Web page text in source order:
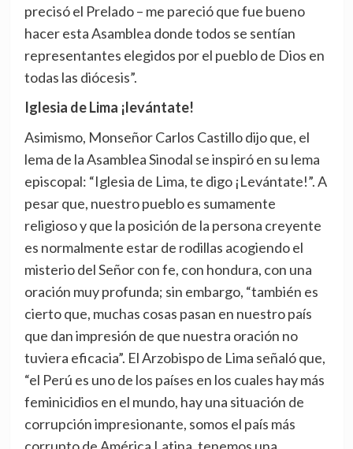
precisó el Prelado – me pareció que fue bueno
hacer esta Asamblea donde todos se sentían
representantes elegidos por el pueblo de Dios en
todas las diócesis”.
Iglesia de Lima ¡levántate!
Asimismo, Monseñor Carlos Castillo dijo que, el
lema de la Asamblea Sinodal se inspiró en su lema
episcopal: “Iglesia de Lima, te digo ¡Levántate!”. A
pesar que, nuestro pueblo es sumamente
religioso y que la posición de la persona creyente
es normalmente estar de rodillas acogiendo el
misterio del Señor con fe, con hondura, con una
oración muy profunda; sin embargo, “también es
cierto que, muchas cosas pasan en nuestro país
que dan impresión de que nuestra oración no
tuviera eficacia”. El Arzobispo de Lima señaló que,
“el Perú es uno de los países en los cuales hay más
feminicidios en el mundo, hay una situación de
corrupción impresionante, somos el país más